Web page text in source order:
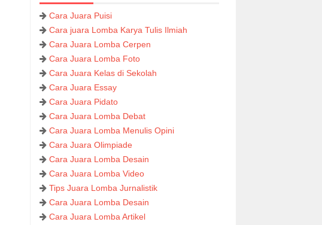
Cara Juara Puisi
Cara juara Lomba Karya Tulis Ilmiah
Cara Juara Lomba Cerpen
Cara Juara Lomba Foto
Cara Juara Kelas di Sekolah
Cara Juara Essay
Cara Juara Pidato
Cara Juara Lomba Debat
Cara Juara Lomba Menulis Opini
Cara Juara Olimpiade
Cara Juara Lomba Desain
Cara Juara Lomba Video
Tips Juara Lomba Jurnalistik
Cara Juara Lomba Desain
Cara Juara Lomba Artikel